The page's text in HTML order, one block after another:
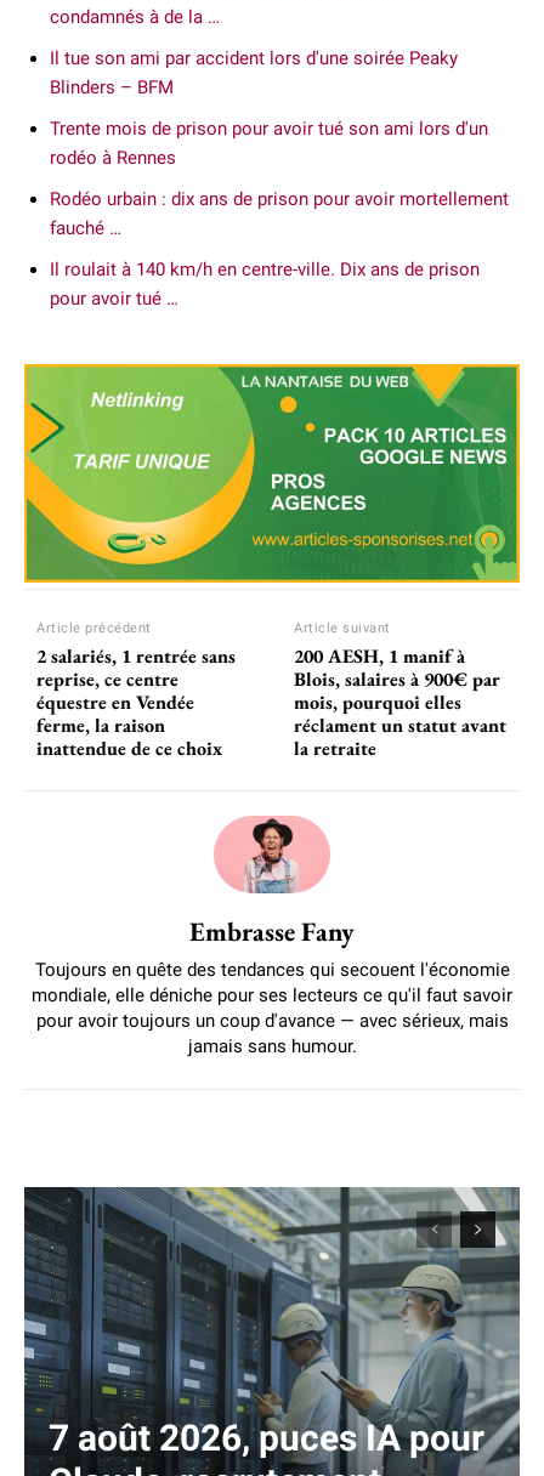
condamnés à de la …
Il tue son ami par accident lors d'une soirée Peaky
Blinders – BFM
Trente mois de prison pour avoir tué son ami lors d'un
rodéo à Rennes
Rodéo urbain : dix ans de prison pour avoir mortellement
fauché …
Il roulait à 140 km/h en centre-ville. Dix ans de prison
pour avoir tué …
Article précédent
2 salariés, 1 rentrée sans
reprise, ce centre
équestre en Vendée
ferme, la raison
inattendue de ce choix
Article suivant
200 AESH, 1 manif à
Blois, salaires à 900€ par
mois, pourquoi elles
réclament un statut avant
la retraite
Embrasse Fany
Toujours en quête des tendances qui secouent l'économie
mondiale, elle déniche pour ses lecteurs ce qu'il faut savoir
pour avoir toujours un coup d'avance — avec sérieux, mais
jamais sans humour.
7 août 2026, puces IA pour